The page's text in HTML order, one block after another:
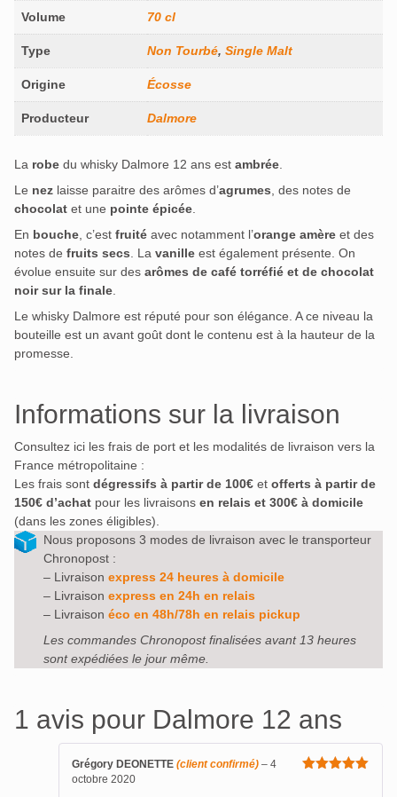
Volume 70 cl
Type Non Tourbé, Single Malt
Origine Écosse
Producteur Dalmore
La robe du whisky Dalmore 12 ans est ambrée.
Le nez laisse paraitre des arômes d’agrumes, des notes de
chocolat et une pointe épicée.
En bouche, c’est fruité avec notamment l’orange amère et des
notes de fruits secs. La vanille est également présente. On
évolue ensuite sur des arômes de café torréfié et de chocolat
noir sur la finale.
Le whisky Dalmore est réputé pour son élégance. A ce niveau la
bouteille est un avant goût dont le contenu est à la hauteur de la
promesse.
Informations sur la livraison
Consultez ici les frais de port et les modalités de livraison vers la
France métropolitaine :
Les frais sont dégressifs à partir de 100€ et offerts à partir de
150€ d’achat pour les livraisons en relais et 300€ à domicile
(dans les zones éligibles).
Nous proposons 3 modes de livraison avec le transporteur
Chronopost :
– Livraison express 24 heures à domicile
– Livraison express en 24h en relais
– Livraison éco en 48h/78h en relais pickup
Les commandes Chronopost finalisées avant 13 heures
sont expédiées le jour même.
1 avis pour Dalmore 12 ans
Grégory DEONETTE (client confirmé) – 4
octobre 2020